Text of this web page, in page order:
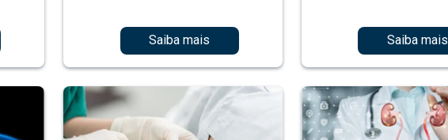
Saiba mais Saiba mais